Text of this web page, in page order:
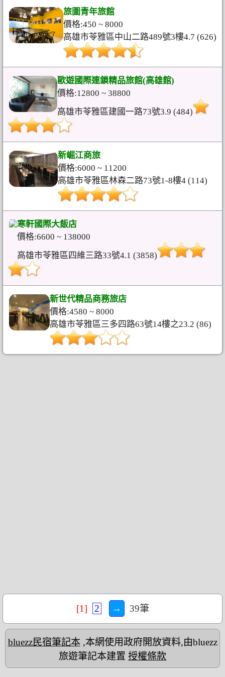
旅圖青年旅館
價格:450 ~ 8000
高雄市苓雅區中山二路489號3樓4.7 (626)
歐遊國際連鎖精品旅館(高雄館)
價格:12800 ~ 38800
高雄市苓雅區建國一路73號3.9 (484)
新崛江商旅
價格:6000 ~ 11200
高雄市苓雅區林森二路73號1-8樓4 (114)
寒軒國際大飯店
價格:6600 ~ 138000
高雄市苓雅區四維三路33號4.1 (3858)
新世代精品商務旅店
價格:4580 ~ 8000
高雄市苓雅區三多四路63號14樓之23.2 (86)
[1] 2 → 39筆
bluezz民宿筆記本,本網使用政府開放資料,由bluezz
旅遊筆記本建置 授權條款